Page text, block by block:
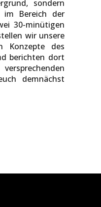
sondern
im Bereich der
30-minütigen
wir unsere
Konzepte des
berichten dort
demnächst